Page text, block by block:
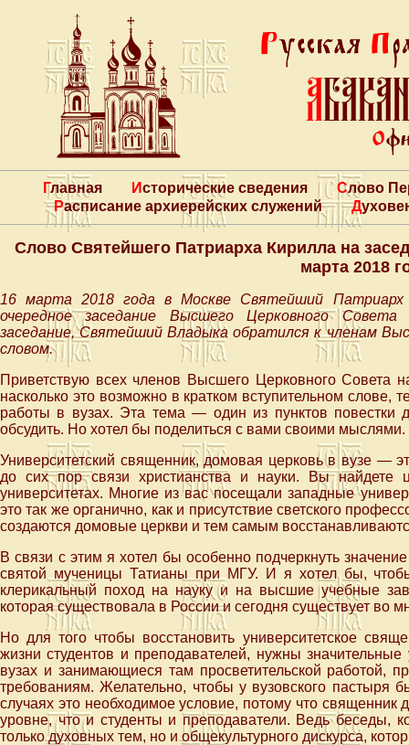
Главная Исторические сведения
Слово
Расписание архиерейских служений
Слово Святейшего Патриарха Кирилла на
марта 2018
16 марта 2018 года в Москве Святейший
очередное заседание Высшего Церковного
заседание, Святейший Владыка обратился к членам
словом.
Приветствую всех членов Высшего Церковного Совета
насколько это возможно в кратком вступительном слове,
работы в вузах. Эта тема — один из пунктов
обсудить. Но хотел бы поделиться с вами своими мыслями.
Университетский священник, домовая церковь в вузе —
до сих пор связи христианства и науки. Вы
университетах. Многие из вас посещали западные
это так же органично, как и присутствие светского
создаются домовые церкви и тем самым
В связи с этим я хотел бы особенно подчеркнуть
святой мученицы Татианы при МГУ. И я хотел бы,
клерикальный поход на науку и на высшие учебные
которая существовала в России и сегодня существует во
Но для того чтобы восстановить университетское
жизни студентов и преподавателей, нужны
вузах и занимающиеся там просветительской работой,
требованиям. Желательно, чтобы у вузовского пастыря
случаях это необходимое условие, потому что
уровне, что и студенты и преподаватели. Ведь беседы,
только духовных тем, но и общекультурного дискурса,